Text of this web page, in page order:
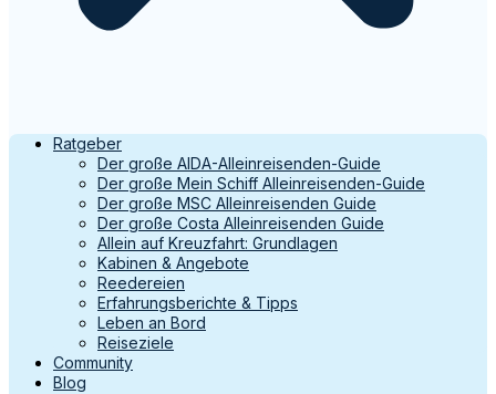
Ratgeber
Der große AIDA-Alleinreisenden-Guide
Der große Mein Schiff Alleinreisenden-Guide
Der große MSC Alleinreisenden Guide
Der große Costa Alleinreisenden Guide
Allein auf Kreuzfahrt: Grundlagen
Kabinen & Angebote
Reedereien
Erfahrungsberichte & Tipps
Leben an Bord
Reiseziele
Community
Blog